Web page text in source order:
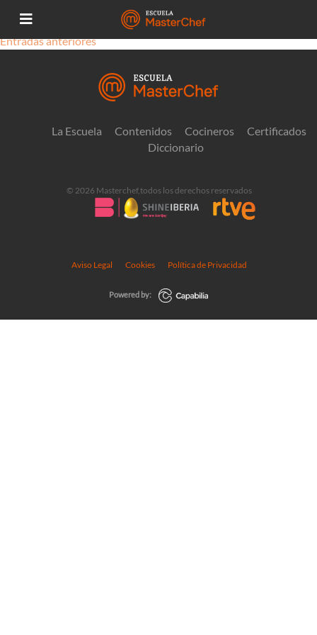
Navegación de entradas
Entradas anteriores
La Escuela Contenidos Cocineros
Certificados
Diccionario
© 2026 Masterchef,todos los derechos reservados
Aviso Legal Cookies Política de Privacidad
Powered by: